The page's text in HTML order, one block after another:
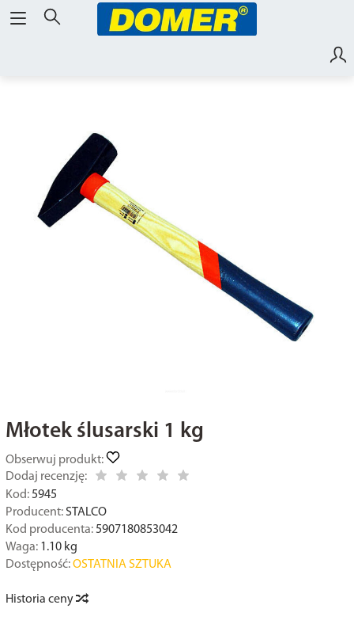
Młotek ślusarski 1 kg
Obserwuj produkt:
Dodaj recenzję:
Kod: 5945
Producent: STALCO
Kod producenta: 5907180853042
Waga: 1.10kg
Dostępność: OSTATNIA SZTUKA
Historia ceny